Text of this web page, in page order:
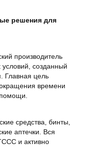
решения для
производитель
созданный
Главная цель
времени
средства, бинты,
аптечки. Вся
и активно